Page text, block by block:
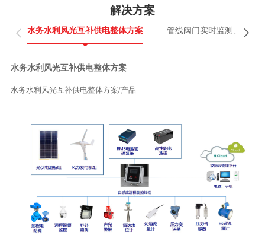
解决方案
水务水利风光互补供电整体方案 管线阀门实时监测、异常


水务水利风光互补供电整体方案
水务水利风光互补供电整体方案/产品